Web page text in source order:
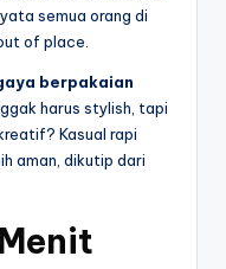
semua orang di
of place.
berpakaian
harus stylish, tapi
Kasual rapi
aman, dikutip dari